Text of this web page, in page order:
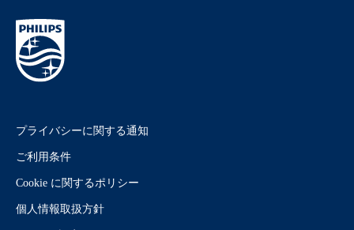
プライバシーに関する通知
ご利用条件
Cookie に関するポリシー
個人情報取扱方針